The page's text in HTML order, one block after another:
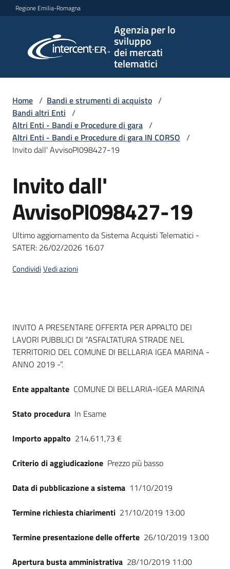
Vai al contenuto
Vai alla navigazione
Vai al footer
Regione Emilia-Romagna
Agenzia per lo
sviluppo
dei mercati
telematici
per lo
sviluppo
telematici
L'Agenzia
Bandi
strumenti
acquisto
telematiche
English
Seguici
Home / Bandi e strumenti di acquisto /
Bandi altri Enti /
Altri Enti - Bandi e Procedure di gara /
Altri Enti - Bandi e Procedure di gara IN CORSO /
Invito dall' AvvisoPI098427-19
Salta al contenuto
Invito dall'
AvvisoPI098427-19
Ultimo aggiornamento da Sistema Acquisti Telematici -
SATER: 26/02/2026 16:07
CondividiVedi azioni
Dati del bando
INVITO A PRESENTARE OFFERTA PER APPALTO DEI
LAVORI PUBBLICI DI “ASFALTATURA STRADE NEL
TERRITORIO DEL COMUNE DI BELLARIA IGEA MARINA -
ANNO 2019 -”.
Ente appaltante COMUNE DI BELLARIA-IGEA MARINA
Stato procedura In Esame
Importo appalto 214.611,73 €
Criterio di aggiudicazione Prezzo più basso
Data di pubblicazione a sistema 11/10/2019
Termine richiesta chiarimenti 21/10/2019 13:00
Termine presentazione delle offerte 26/10/2019 13:00
Apertura busta amministrativa 28/10/2019 11:00